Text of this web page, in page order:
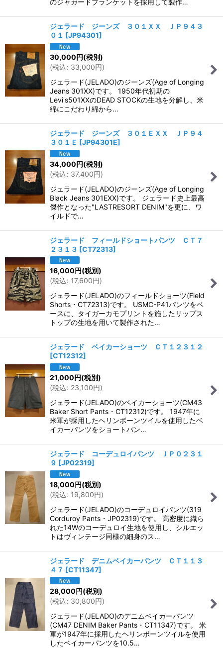
のジャガードブランケットを採用して製作…
ジェラード ジーンズ ３０１ＸＸ ＪＰ９４３
０１ [JP94301]
30,000円(税別)
(税込: 33,000円)
ジェラード(JELADO)のジーンズ(Age of Longing
Jeans 301XX)です。 1950年代初期の
Levi's501XXのDEAD STOCKの生地を分解し、米
綿にこだわり綿から…
ジェラード ジーンズ ３０１ＥＸＸ ＪＰ９４
３０１Ｅ [JP94301E]
34,000円(税別)
(税込: 37,400円)
ジェラード(JELADO)のジーンズ(Age of Longing
Black Jeans 301EXX)です。 ジェラード史上最高
傑作となった"LASTRESORT DENIM"を更に、ワ
イルドで…
ジェラード フィールドショートパンツ ＣＴ７
２３１３ [CT72313]
16,000円(税別)
(税込: 17,600円)
ジェラード(JELADO)のフィールドショーツ(Field
Shorts・CT72313)です。 USMC-P41パンツをベ
ースに、タイガーカモプリントを施したリップス
トップの生地を用いて製作された…
ジェラード ベイカーショーツ ＣＴ１２３１２
[CT12312]
21,000円(税別)
(税込: 23,100円)
ジェラード(JELADO)のベイカーショーツ(CM43
Baker Short Pants・CT12312)です。 1947年に
米軍が採用したヘリンボーンツイルを使用したベ
イカーパンツをショートパン…
ジェラード コーデュロイパンツ ＪＰ０２３１
９ [JP02319]
18,000円(税別)
(税込: 19,800円)
ジェラード(JELADO)のコーデュロイパンツ(319
Corduroy Pants・JP02319)です。 高密度に織ら
れた14Wのコーデュロイ生地を使用し、シルエッ
トはヴィンテージ同様の細身のス…
ジェラード デニムベイカーパンツ ＣＴ１１３
４７ [CT11347]
28,000円(税別)
(税込: 30,800円)
ジェラード(JELADO)のデニムベイカーパンツ
(CM47 DENIM Baker Pants・CT11347)です。 米
軍が1947年に採用したヘリンボーンツイルを使用
したベイカーパンツを10.5…